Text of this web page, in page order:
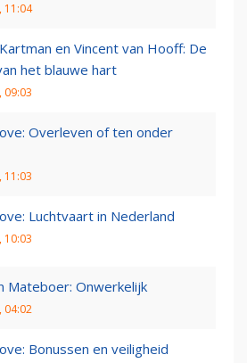
11:04
en Vincent van Hooff: De
het blauwe hart
09:03
Overleven of ten onder
11:03
Luchtvaart in Nederland
10:03
Mateboer: Onwerkelijk
04:02
Bonussen en veiligheid